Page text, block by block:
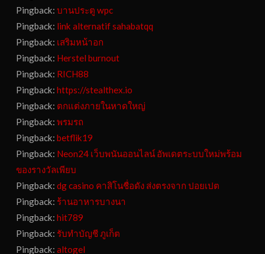
Pingback:บานประตู wpc
Pingback: link alternatif sahabatqq
Pingback: เสริมหน้าอก
Pingback: Herstel burnout
Pingback: RICH88
Pingback:https://stealthex.io
Pingback: ตกแต่งภายในหาดใหญ่
Pingback:พรมรถ
Pingback:betflik19
Pingback: Neon24 เว็บพนันออนไลน์ อัพเดตระบบใหม่พร้อม
ของรางวัลเพียบ
Pingback:dg casino คาสิโนชื่อดัง ส่งตรงจาก ปอยเปต
Pingback: ร้านอาหารบางนา
Pingback:hit789
Pingback: รับทำบัญชี ภูเก็ต
Pingback:altogel